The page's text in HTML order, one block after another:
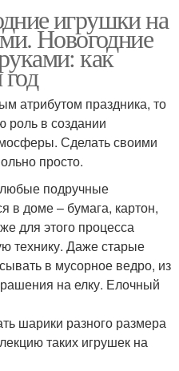
игрушки на
Новогодние
как
атрибутом праздника, то
роль в создании
Сделать своими
просто.
подручные
в доме – бумага, картон,
для этого процесса
технику. Даже старые
в мусорное ведро, из
на елку. Елочный
шарики разного размера
таких игрушек на